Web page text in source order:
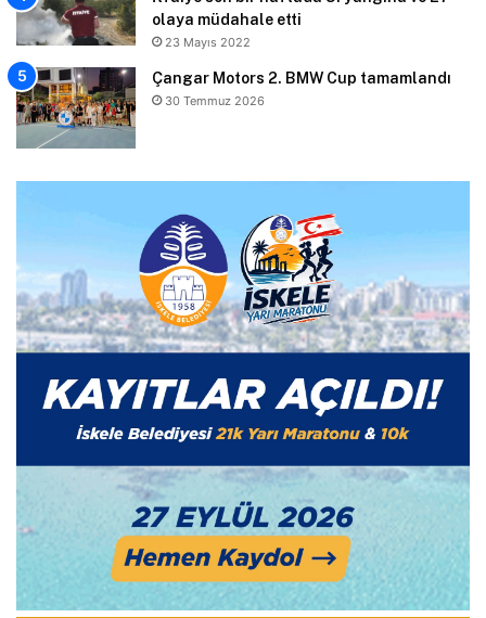
olaya müdahale etti
23 Mayıs 2022
Çangar Motors 2. BMW Cup tamamlandı
30 Temmuz 2026